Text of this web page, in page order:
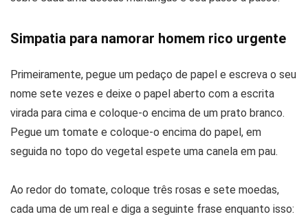
Simpatia para namorar homem rico urgente
Primeiramente, pegue um pedaço de papel e escreva o seu
nome sete vezes e deixe o papel aberto com a escrita
virada para cima e coloque-o encima de um prato branco.
Pegue um tomate e coloque-o encima do papel, em
seguida no topo do vegetal espete uma canela em pau.
Ao redor do tomate, coloque três rosas e sete moedas,
cada uma de um real e diga a seguinte frase enquanto isso: